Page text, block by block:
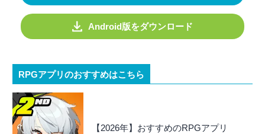
Android版をダウンロード
RPGアプリのおすすめはこちら
【2026年】おすすめのRPGアプリ